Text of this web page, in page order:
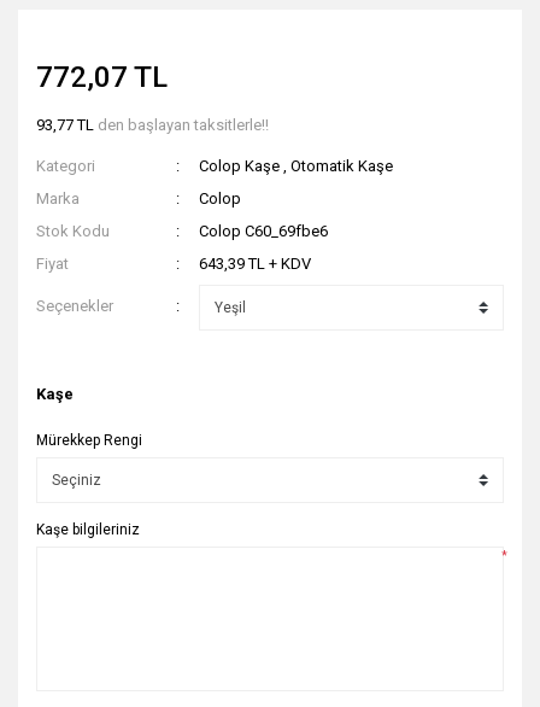
772,07 TL
93,77 TL den başlayan taksitlerle!!
Kategori Colop Kaşe ,Otomatik Kaşe
Marka
Colop
Stok Kodu
Colop C60_69fbe6
Fiyat
643,39 TL + KDV
Seçenekler
Kaşe
Mürekkep Rengi
Kaşe bilgileriniz
*